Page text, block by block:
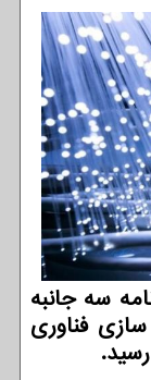
سه جانبه
فناوری